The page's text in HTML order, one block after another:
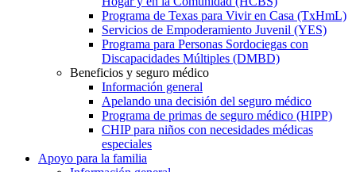
Programa de Texas para Vivir en Casa (TxHmL)
Servicios de Empoderamiento Juvenil (YES)
Programa para Personas Sordociegas con
Discapacidades Múltiples (DMBD)
Beneficios y seguro médico
Información general
Apelando una decisión del seguro médico
Programa de primas de seguro médico (HIPP)
CHIP para niños con necesidades médicas
especiales
Apoyo para la familia